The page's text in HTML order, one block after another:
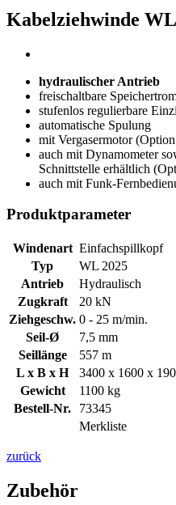
Kabelziehwinde
hydraulischer Antrieb
freischaltbare
stufenlos regulierbare
automatische Spulung
mit Vergasermotor
auch mit Dynamometer
Schnittstelle erhältlich
auch mit Funk-
Produktparameter
Windenart Einfachspillkopf
Typ
WL 2025
Antrieb
Hydraulisch
Zugkraft
20 kN
Ziehgeschw. 0 - 25 m/min.
Seil-Ø
7,5 mm
Seillänge
557 m
L x B x H
3400 x 1600 x
Gewicht
1100 kg
Bestell-Nr.
73345
Merkliste
zurück
Zubehör